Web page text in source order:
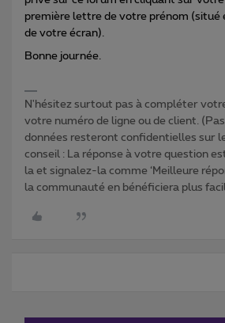
première lettre de votre prénom (situé
de votre écran).
Bonne journée.
N'hésitez surtout pas à compléter
votre numéro de ligne ou de client.
données resteront confidentielles sur
conseil : La réponse à votre question
la et signalez-la comme ‘Meilleure
la communauté en bénéficiera plus